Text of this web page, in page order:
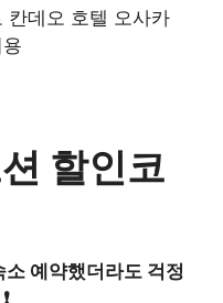
칸데오 호텔 오사카
할인코
소 예약했더라도 걱정